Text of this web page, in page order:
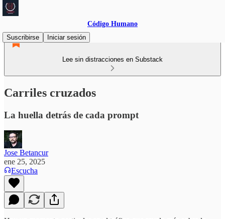
Código Humano
Suscribirse
Iniciar sesión
Lee sin distracciones en Substack
Carriles cruzados
La huella detrás de cada prompt
Jose Betancur
ene 25, 2025
Escucha